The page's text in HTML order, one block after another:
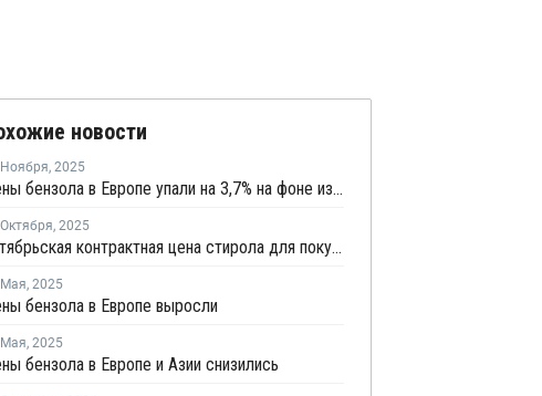
новости
, 2025
Цены бензола в Европе упали на 3,7% на фоне избыточного предложения и слабого спроса
, 2025
Октябрьская контрактная цена стирола для покупателей в Европе снизилась на EUR51 за тонну
, 2025
бензола в Европе выросли
, 2025
бензола в Европе и Азии снизились